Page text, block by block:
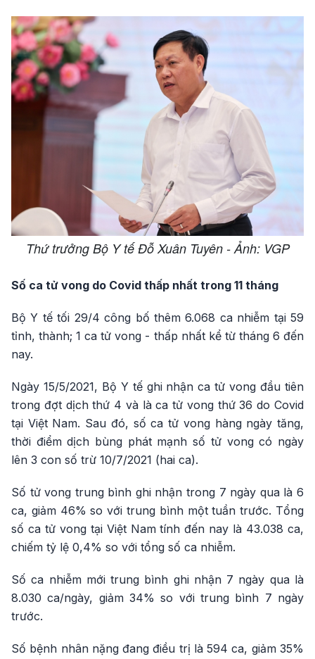
Thứ trưởng Bộ Y tế Đỗ Xuân Tuyên - Ảnh: VGP
Số ca tử vong do Covid thấp nhất trong 11 tháng
Bộ Y tế tối 29/4 công bố thêm 6.068 ca nhiễm tại 59
tỉnh, thành; 1 ca tử vong - thấp nhất kể từ tháng 6 đến
nay.
Ngày 15/5/2021, Bộ Y tế ghi nhận ca tử vong đầu tiên
trong đợt dịch thứ 4 và là ca tử vong thứ 36 do Covid
tại Việt Nam. Sau đó, số ca tử vong hàng ngày tăng,
thời điểm dịch bùng phát mạnh số tử vong có ngày
lên 3 con số trừ 10/7/2021 (hai ca).
Số tử vong trung bình ghi nhận trong 7 ngày qua là 6
ca, giảm 46% so với trung bình một tuần trước. Tổng
số ca tử vong tại Việt Nam tính đến nay là 43.038 ca,
chiếm tỷ lệ 0,4% so với tổng số ca nhiễm.
Số ca nhiễm mới trung bình ghi nhận 7 ngày qua là
8.030 ca/ngày, giảm 34% so với trung bình 7 ngày
trước.
Số bệnh nhân nặng đang điều trị là 594 ca, giảm 35%